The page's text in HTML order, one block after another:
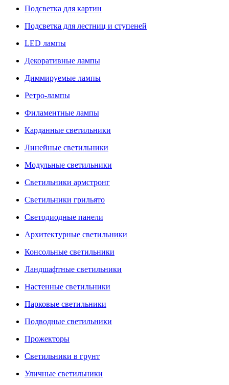
Подсветка для картин
Подсветка для лестниц и ступеней
LED лампы
Декоративные лампы
Диммируемые лампы
Ретро-лампы
Филаментные лампы
Карданные светильники
Линейные светильники
Модульные светильники
Светильники армстронг
Светильники грильято
Светодиодные панели
Архитектурные светильники
Консольные светильники
Ландшафтные светильники
Настенные светильники
Парковые светильники
Подводные светильники
Прожекторы
Светильники в грунт
Уличные светильники